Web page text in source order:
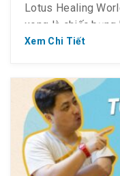
Lotus Healing
xong là chiếc
thì đây, Golden
Xem Chi Tiết